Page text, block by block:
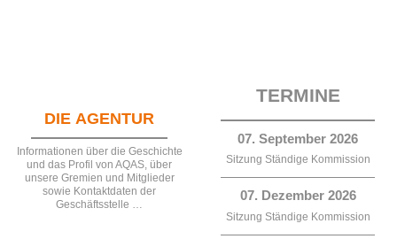
DIE AGENTUR
Informationen über die Geschichte
und das Profil von AQAS, über
unsere Gremien und Mitglieder
sowie Kontaktdaten der
Geschäftsstelle …
TERMINE
07. September 2026
Sitzung Ständige Kommission
07. Dezember 2026
Sitzung Ständige Kommission